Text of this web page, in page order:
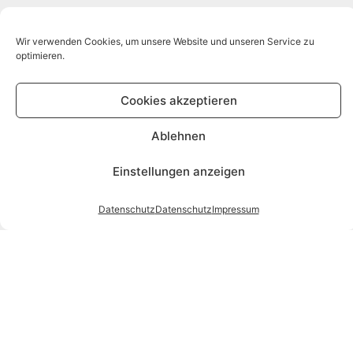
Wir verwenden Cookies, um unsere Website und unseren Service zu
optimieren.
Cookies akzeptieren
Ablehnen
Einstellungen anzeigen
DatenschutzDatenschutzImpressum